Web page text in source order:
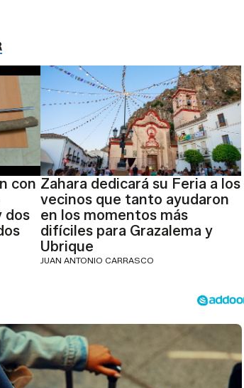
con
dos
Zahara dedicará su Feria a los
vecinos que tanto ayudaron
en los momentos más
difíciles para Grazalema y
Ubrique
JUAN ANTONIO CARRASCO